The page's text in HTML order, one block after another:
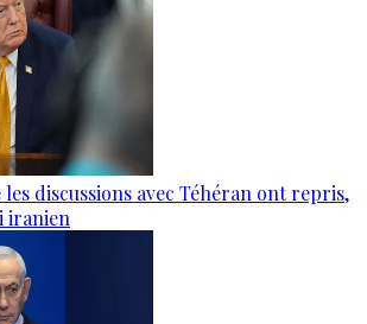
discussions avec Téhéran ont repris,
iranien